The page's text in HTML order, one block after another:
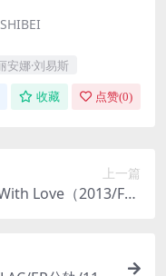
安娜·刘易斯
收藏 点赞(0)
上一篇
Love（2013/FLA